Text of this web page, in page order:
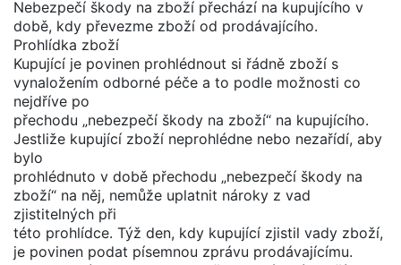
Nebezpečí škody na zboží přechází na kupujícího v
době, kdy převezme zboží od prodávajícího.
Prohlídka zboží
Kupující je povinen prohlédnout si řádně zboží s
vynaložením odborné péče a to podle možnosti co
nejdříve po
přechodu „nebezpečí škody na zboží“ na kupujícího.
Jestliže kupující zboží neprohlédne nebo nezařídí, aby
bylo
prohlédnuto v době přechodu „nebezpečí škody na
zboží“ na něj, nemůže uplatnit nároky z vad
zjistitelných při
této prohlídce. Týž den, kdy kupující zjistil vady zboží,
je povinen podat písemnou zprávu prodávajícímu.